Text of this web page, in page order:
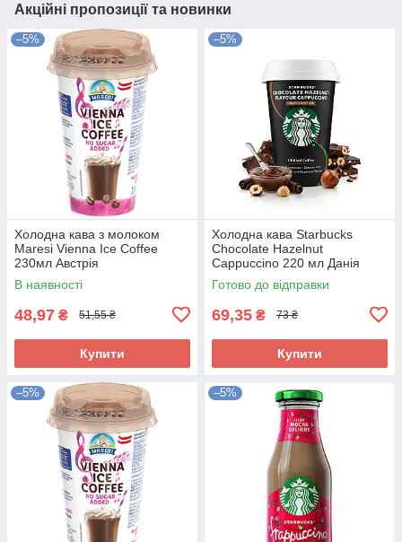
Акційні пропозиції та новинки
–5%
Холодна кава з молоком
Maresi Vienna Ice Coffee
230мл Австрія
В наявності
48,97 ₴ 51,55 ₴
Купити
–5%
Холодна кава Starbucks
Chocolate Hazelnut
Cappuccino 220 мл Данія
Готово до відправки
69,35 ₴ 73 ₴
Купити
–5% –5%